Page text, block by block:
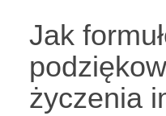
Jak
życzenia